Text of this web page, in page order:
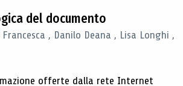
del documento
, Danilo Deana , Lisa Longhi ,
offerte dalla rete Internet